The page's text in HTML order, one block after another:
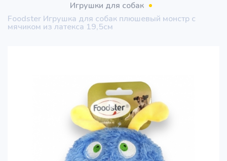
Игрушки для собак
Foodster Игрушка для собак плюшевый монстр с
мячиком из латекса 19,5см